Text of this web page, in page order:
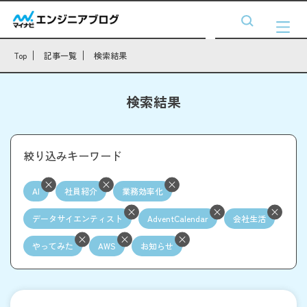
Top 記事一覧 検索結果
検索結果
絞り込みキーワード
AI 社員紹介 業務効率化
データサイエンティスト AdventCalendar 会社生活
やってみた AWS お知らせ